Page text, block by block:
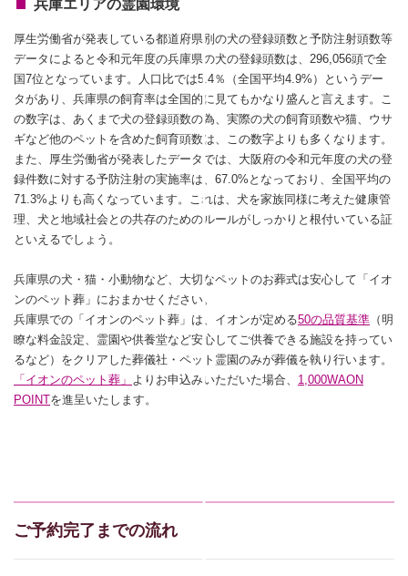
兵庫エリアの霊園環境
厚生労働省が発表している都道府県別の犬の登録頭数と予防注射頭数等
データによると令和元年度の兵庫県の犬の登録頭数は、296,056頭で全
国7位となっています。人口比では5.4％（全国平均4.9%）というデー
タがあり、兵庫県の飼育率は全国的に見てもかなり盛んと言えます。こ
の数字は、あくまで犬の登録頭数の為、実際の犬の飼育頭数や猫、ウサ
ギなど他のペットを含めた飼育頭数は、この数字よりも多くなります。
また、厚生労働省が発表したデータでは、大阪府の令和元年度の犬の登
録件数に対する予防注射の実施率は、67.0%となっており、全国平均の
71.3%よりも高くなっています。これは、犬を家族同様に考えた健康管
理、犬と地域社会との共存のためのルールがしっかりと根付いている証
といえるでしょう。
兵庫県の犬・猫・小動物など、大切なペットのお葬式は安心して「イオ
ンのペット葬」におまかせください。
兵庫県での「イオンのペット葬」は、イオンが定める50の品質基準 （明
瞭な料金設定、霊園や供養堂など安心してご供養できる施設を持ってい
るなど）をクリアした葬儀社・ペット霊園のみが葬儀を執り行います。
「イオンのペット葬」 よりお申込みいただいた場合、 1,000WAON
POINTを進呈いたします。
ご予約完了までの流れ